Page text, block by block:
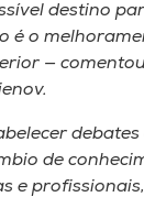
destino
é o
—
debates
de
e